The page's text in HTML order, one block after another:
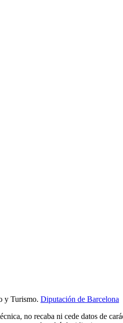
y Turismo. Diputación de Barcelona
no recaba ni cede datos de